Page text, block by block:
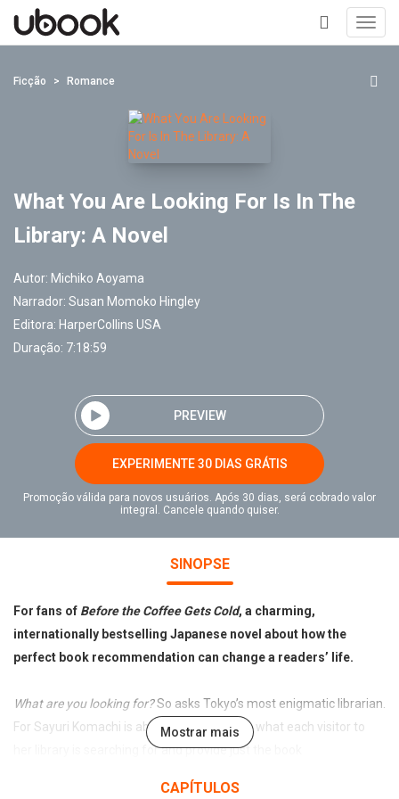
+
Ficção Romance
What You Are Looking For Is In The
Library: A Novel
Autor: Michiko Aoyama
Narrador: Susan Momoko Hingley
Editora: HarperCollins USA
Duração: 7:18:59
PREVIEW
EXPERIMENTE 30 DIAS GRÁTIS
Promoção válida para novos usuários. Após 30 dias, será cobrado valor
integral. Cancele quando quiser.
SINOPSE
For fans of Before the Coffee Gets Cold, a charming,
internationally bestselling Japanese novel about how the
perfect book recommendation can change a readers’ life.
What are you looking for?So asks Tokyo’s most enigmatic librarian.
For Sayuri Komachi is able to sense exactly what each visitor to
her library is searching for and provide just the book
Mostrar mais
CAPÍTULOS